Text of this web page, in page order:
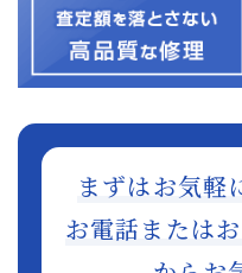
まずはお気軽
お電話または